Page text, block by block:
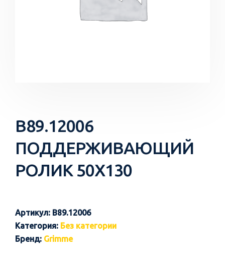
B89.12006
ПОДДЕРЖИВАЮЩИЙ
РОЛИК 50X130
Артикул: B89.12006
Категория: Без категории
Бренд: Grimme